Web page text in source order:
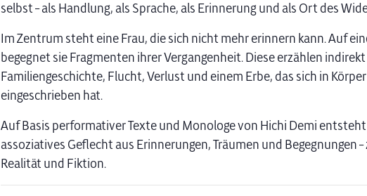
selbst – als Handlung, als Sprache, als Erinnerung und als Ort des
Im Zentrum steht eine Frau, die sich nicht mehr erinnern kann. Auf
begegnet sie Fragmenten ihrer Vergangenheit. Diese erzählen
Familiengeschichte, Flucht, Verlust und einem Erbe, das sich in
eingeschrieben hat.
Auf Basis performativer Texte und Monologe von Hichi Demi
assoziatives Geflecht aus Erinnerungen, Träumen und Begegnungen
Realität und Fiktion.